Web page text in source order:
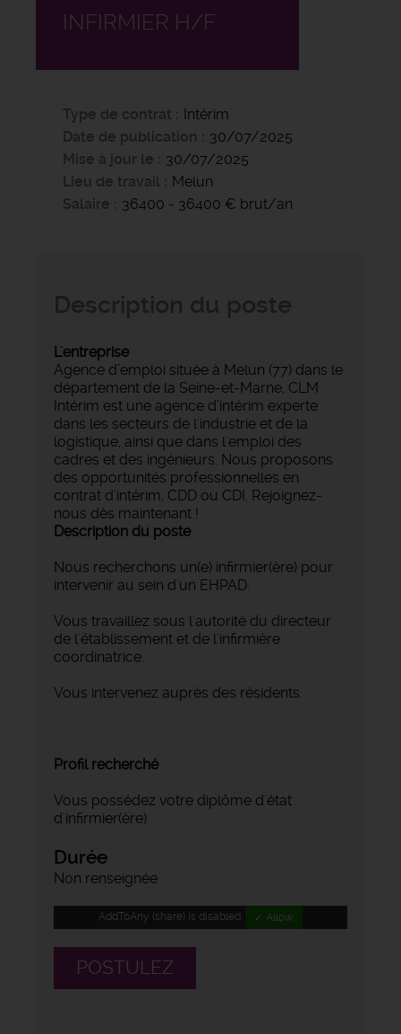
INFIRMIER H/F
Type de contrat
Intérim
Date de publication
30/07/2025
Mise à jour le
30/07/2025
Lieu de travail
Melun
Salaire
36400 - 36400 € brut/an
L'entreprise
Agence d’emploi située à Melun (77) dans le
département de la Seine-et-Marne, CLM
Intérim est une agence d’intérim experte
dans les secteurs de l'industrie et de la
logistique, ainsi que dans l'emploi des
cadres et des ingénieurs. Nous proposons
des opportunités professionnelles en
contrat d'intérim, CDD ou CDI. Rejoignez-
nous dès maintenant !
Description du poste
Nous recherchons un(e) infirmier(ère) pour
intervenir au sein d'un EHPAD.
Vous travaillez sous l'autorité du directeur
de l'établissement et de l'infirmière
coordinatrice.
Vous intervenez auprès des résidents.
Profil recherché
Vous possédez votre diplôme d'état
d'infirmier(ère)
Durée
Non renseignée
AddToAny (share) is disabled. ✓ Allow
POSTULEZ